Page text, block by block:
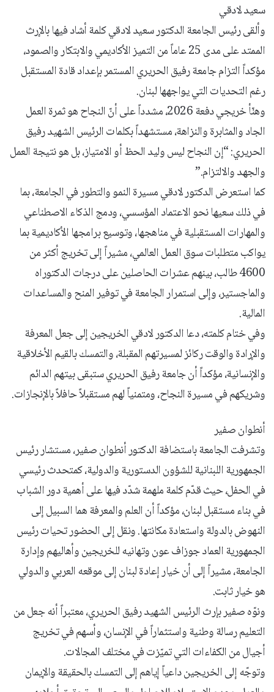
سعيد لادقي
وألقى رئيس الجامعة الدكتور سعيد لادقي كلمة أشاد فيها بالإرث
الممتد على مدى 25 عاماً من التميز الأكاديمي والابتكار والصمود،
مؤكداً التزام جامعة رفيق الحريري المستمر بإعداد قادة المستقبل
رغم التحديات التي يواجهها لبنان.
وهنّأ خريجي دفعة 2026، مشدداً على أنّ النجاح هو ثمرة العمل
الجاد والمثابرة والنزاهة، مستشهداً بكلمات الرئيس الشهيد رفيق
الحريري: “إن النجاح ليس وليد الحظ أو الامتياز، بل هو نتيجة العمل
والجهد والالتزام.”
كما استعرض الدكتور لادقي مسيرة النمو والتطور في الجامعة، بما
في ذلك سعيها نحو الاعتماد المؤسسي، ودمج الذكاء الاصطناعي
والمهارات المستقبلية في مناهجها، وتوسيع برامجها الأكاديمية بما
يواكب متطلبات سوق العمل العالمي، مشيراً إلى تخريج أكثر من
4600 طالب، بينهم عشرات الحاصلين على درجات الدكتوراه
والماجستير، وإلى استمرار الجامعة في توفير المنح والمساعدات
المالية.
وفي ختام كلمته، دعا الدكتور لادقي الخريجين إلى جعل المعرفة
والإرادة والوقت ركائز لمسيرتهم المقبلة، والتمسك بالقيم الأخلاقية
والإنسانية، مؤكداً أن جامعة رفيق الحريري ستبقى بيتهم الدائم
وشريكهم في مسيرة النجاح، ومتمنياً لهم مستقبلاً حافلاً بالإنجازات.
أنطوان صفير
وتشرفت الجامعة باستضافة الدكتور أنطوان صفير، مستشار رئيس
الجمهورية اللبنانية للشؤون الدستورية والدولية، كمتحدث رئيسي
في الحفل، حيث قدّم كلمة ملهمة شدّد فيها على أهمية دور الشباب
في بناء مستقبل لبنان، مؤكداً أن العلم والمعرفة هما السبيل إلى
النهوض بالدولة واستعادة مكانتها. ونقل إلى الحضور تحيات رئيس
الجمهورية العماد جوزاف عون وتهانيه للخريجين وأهاليهم وإدارة
الجامعة، مشيراً إلى أن خيار إعادة لبنان إلى موقعه العربي والدولي
هو خيار ثابت.
ونوّه صفير بإرث الرئيس الشهيد رفيق الحريري، معتبراً أنه جعل من
التعليم رسالة وطنية واستثماراً في الإنسان، وأسهم في تخريج
أجيال من الكفاءات التي تميّزت في مختلف المجالات.
وتوجّه إلى الخريجين داعياً إياهم إلى التمسك بالحقيقة والإيمان